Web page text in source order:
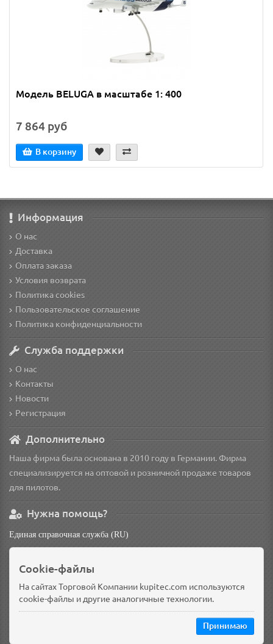
Модель BELUGA в масштабе 1: 400
7 864 руб
В корзину
Информация
О нас
Доставка
Оплата заказа
Условия возврата
Политика cookies
Пользовательское соглашение
Политика конфиденциальности
Служба поддержки
О нас
Контакты
Новости
Регистрация
Дополнительно
Наша фирма была основана в 2010 году в Германии. Фирма
специализируется на оптовой и розничной продаже товаров
для пилотов.
Нужна помощь?
Единая справочная служба (RU)
non
Основной склад: Германия, Берлин
Доп. склад: Россия, Омск
Cookie-файлы
На сайтах Торговой Компании kupitec.com используются
cookie-файлы и другие аналогичные технологии.
Принимаю